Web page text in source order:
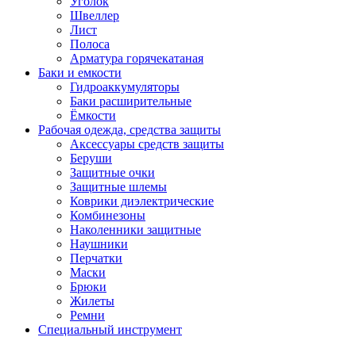
Швеллер
Лист
Полоса
Арматура горячекатаная
Баки и емкости
Гидроаккумуляторы
Баки расширительные
Ёмкости
Рабочая одежда, средства защиты
Аксессуары средств защиты
Беруши
Защитные очки
Защитные шлемы
Коврики диэлектрические
Комбинезоны
Наколенники защитные
Наушники
Перчатки
Маски
Брюки
Жилеты
Ремни
Специальный инструмент